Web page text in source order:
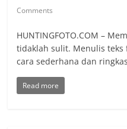
Comments
HUNTINGFOTO.COM –
tidaklah sulit. Menulis teks
cara sederhana dan
Read more